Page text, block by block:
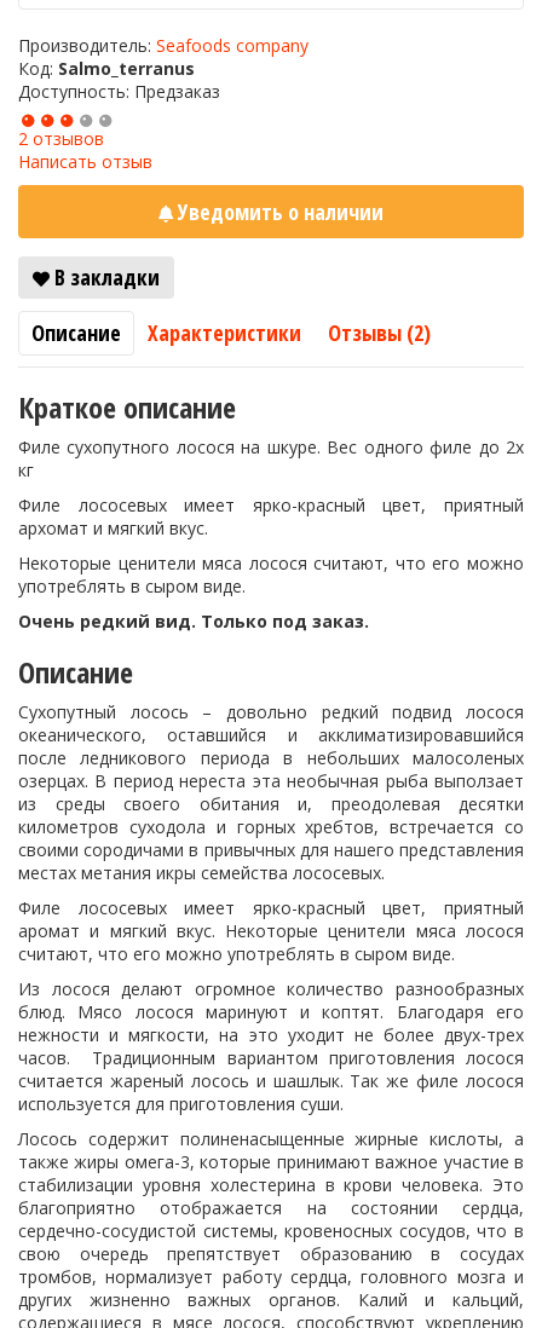
Производитель: Seafoods company
Код: Salmo_terranus
Доступность: Предзаказ
2 отзывов
Написать отзыв
Уведомить о наличии
В закладки
Описание
Характеристики Отзывы (2)
Краткое описание
Филе сухопутного лосося на шкуре. Вес одного филе до 2х
кг
Филе лососевых имеет ярко-красный цвет, приятный
архомат и мягкий вкус.
Некоторые ценители мяса лосося считают, что его можно
употреблять в сыром виде.
Очень редкий вид. Только под заказ.
Описание
Сухопутный лосось – довольно редкий подвид лосося
океанического, оставшийся и акклиматизировавшийся
после ледникового периода в небольших малосоленых
озерцах. В период нереста эта необычная рыба выползает
из среды своего обитания и, преодолевая десятки
километров суходола и горных хребтов, встречается со
своими сородичами в привычных для нашего представления
местах метания икры семейства лососевых.
Филе лососевых имеет ярко-красный цвет, приятный
аромат и мягкий вкус. Некоторые ценители мяса лосося
считают, что его можно употреблять в сыром виде.
Из лосося делают огромное количество разнообразных
блюд. Мясо лосося маринуют и коптят. Благодаря его
нежности и мягкости, на это уходит не более двух-трех
часов. Традиционным вариантом приготовления лосося
считается жареный лосось и шашлык. Так же филе лосося
используется для приготовления суши.
Лосось содержит полиненасыщенные жирные кислоты, а
также жиры омега-3, которые принимают важное участие в
стабилизации уровня холестерина в крови человека. Это
благоприятно отображается на состоянии сердца,
сердечно-сосудистой системы, кровеносных сосудов, что в
свою очередь препятствует образованию в сосудах
тромбов, нормализует работу сердца, головного мозга и
других жизненно важных органов. Калий и кальций,
содержащиеся в мясе лосося, способствуют укреплению